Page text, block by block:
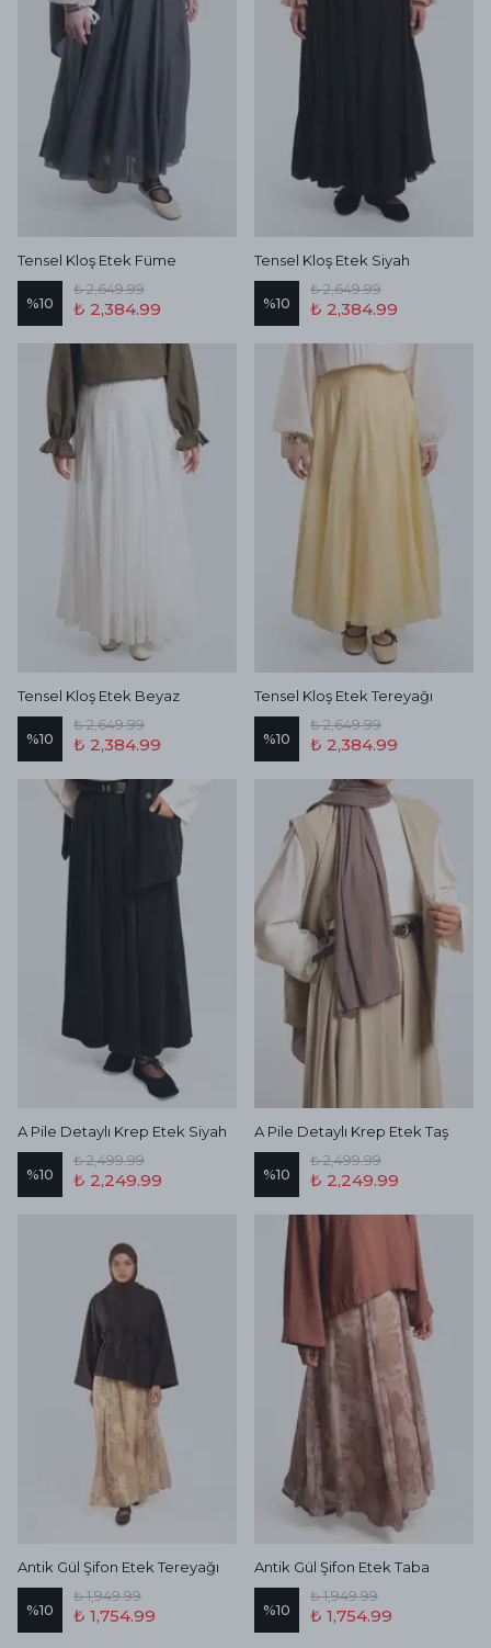
Tensel Kloş Etek Füme
%10
₺ 2,649.99
₺ 2,384.99
Tensel Kloş Etek Siyah
%10
₺ 2,649.99
₺ 2,384.99
Tensel Kloş Etek Beyaz
%10
₺ 2,649.99
₺ 2,384.99
Tensel Kloş Etek Tereyağı
%10
₺ 2,649.99
₺ 2,384.99
A Pile Detaylı Krep Etek Siyah
%10
₺ 2,499.99
₺ 2,249.99
A Pile Detaylı Krep Etek Taş
%10
₺ 2,499.99
₺ 2,249.99
Antik Gül Şifon Etek Tereyağı
%10
₺ 1,949.99
₺ 1,754.99
Antik Gül Şifon Etek Taba
%10
₺ 1,949.99
₺ 1,754.99